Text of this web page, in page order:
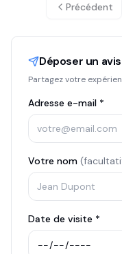
Précédent
Déposer un avis
Partagez votre
Adresse e-mail *
Votre nom
Date de visite *